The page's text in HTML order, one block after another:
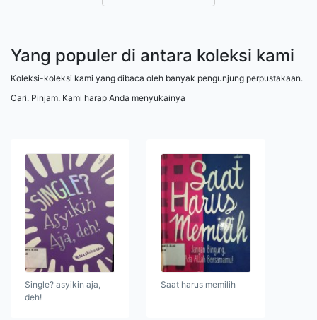
Yang populer di antara koleksi kami
Koleksi-koleksi kami yang dibaca oleh banyak pengunjung perpustakaan.
Cari. Pinjam. Kami harap Anda menyukainya
Single? asyikin aja,
deh!
Saat harus memilih